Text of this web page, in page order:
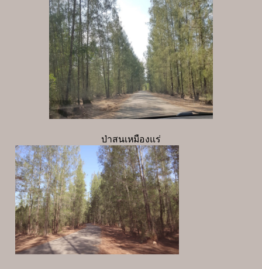
ป่าสนเหมืองแร่